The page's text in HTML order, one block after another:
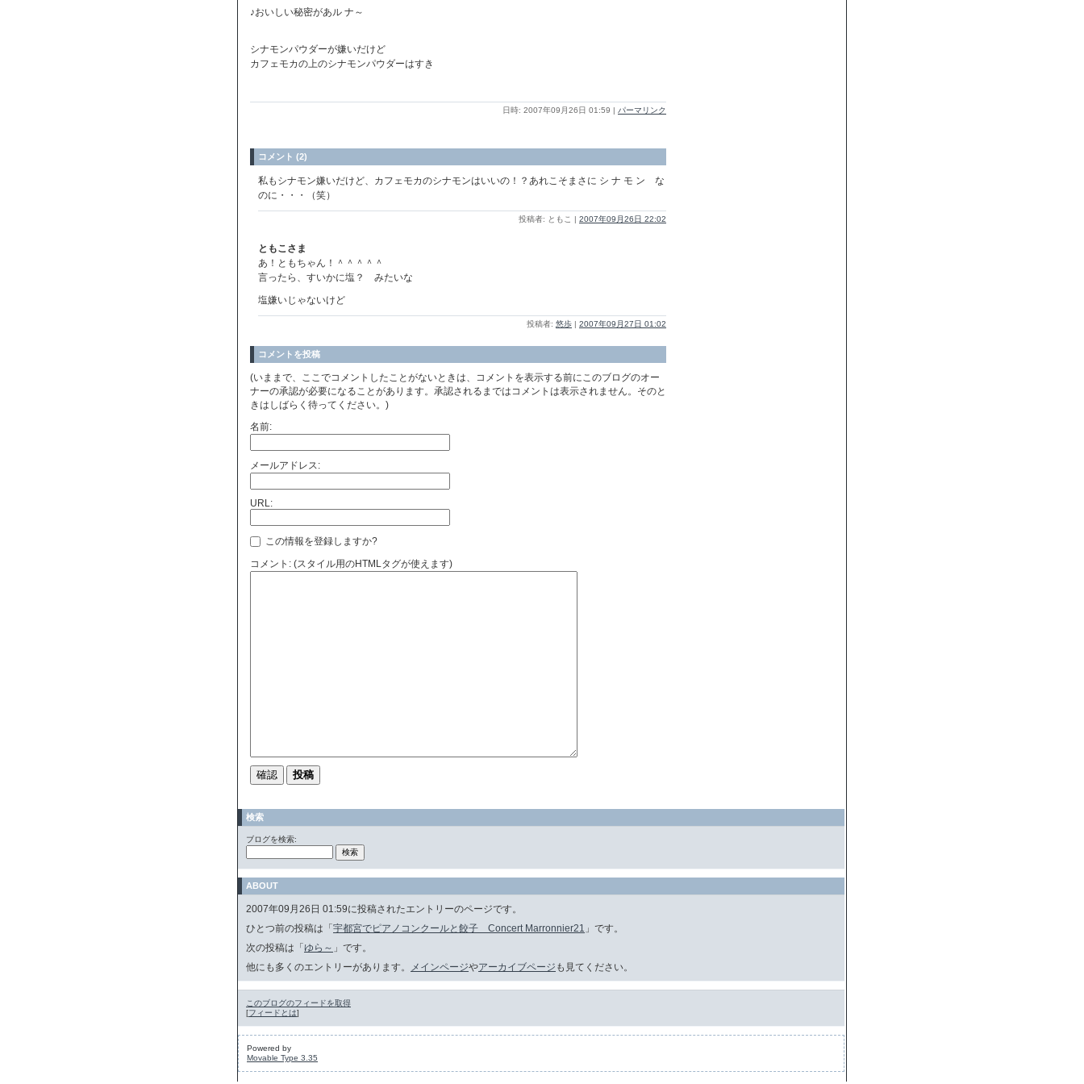
♪おいしい秘密があル ナ～
シナモンパウダーが嫌いだけど
カフェモカの上のシナモンパウダーはすき
日時: 2007年09月26日 01:59 | パーマリンク
コメント (2)
私もシナモン嫌いだけど、カフェモカのシナモンはいいの！？あれこそまさに シ ナ モ ン な
のに・・・（笑）
投稿者: ともこ | 2007年09月26日 22:02
ともこさま
あ！ともちゃん！＾＾＾＾＾
言ったら、すいかに塩？ みたいな
塩嫌いじゃないけど
投稿者: 悠歩 | 2007年09月27日 01:02
コメントを投稿
(いままで、ここでコメントしたことがないときは、コメントを表示する前にこのブログのオー
ナーの承認が必要になることがあります。承認されるまではコメントは表示されません。そのと
きはしばらく待ってください。)
名前:
メールアドレス:
URL:
この情報を登録しますか?
コメント: (スタイル用のHTMLタグが使えます)
検索
ブログを検索:
ABOUT
2007年09月26日 01:59に投稿されたエントリーのページです。
ひとつ前の投稿は「 宇都宮でピアノコンクールと餃子 Concert Marronnier21 」です。
次の投稿は「 ゆら～ 」です。
他にも多くのエントリーがあります。
メインページやアーカイブページ も見てください。
このブログのフィードを取得
[フィードとは]
Powered by
Movable Type 3.35